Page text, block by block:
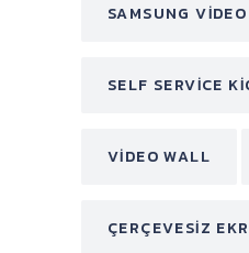
SAMSUNG
SELF SERVICE
VIDEO WALL
ÇERÇEVESIZ